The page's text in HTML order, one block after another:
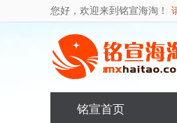
您好，欢迎来到铭宣海淘！
铭宣首页